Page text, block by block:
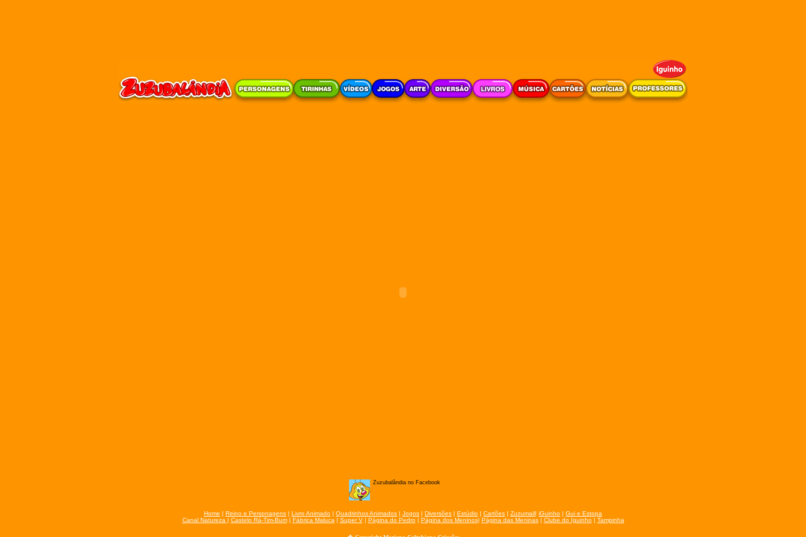
Zuzubalândia no Facebook
Home | Reino e Personagens | Livro Animado | Quadrinhos Animados | Jogos | Diversões | Estúdio | Cartões | Zuzumail| iGuinho | Gui e Estopa
Canal Natureza | Castelo Rá-Tim-Bum| Fábrica Maluca | Super V| Página do Pedro| Página dos Meninos| Página das Meninas| Clube do Iguinho| Tampinha